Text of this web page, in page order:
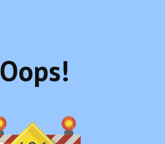
Oops!